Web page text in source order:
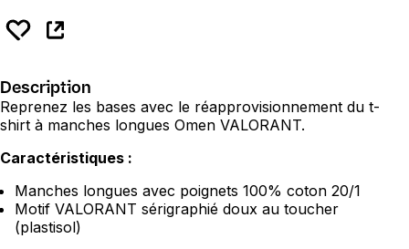
Description
Reprenez les bases avec le réapprovisionnement du t-
shirt à manches longues Omen VALORANT.
Caractéristiques :
Manches longues avec poignets 100% coton 20/1
Motif VALORANT sérigraphié doux au toucher
(plastisol)